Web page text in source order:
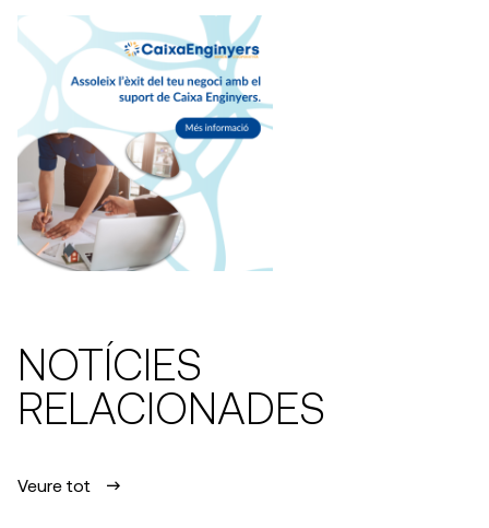
NOTÍCIES
RELACIONADES
Veure tot